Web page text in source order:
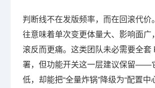
判断线不在发版频率，而在回滚代价
往意味着单次变更体量大、影响面广
滚反而更痛。这类团队未必需要全套
署，但功能开关这一层建议保留——
低，却能把“全量炸锅”降级为“配置中